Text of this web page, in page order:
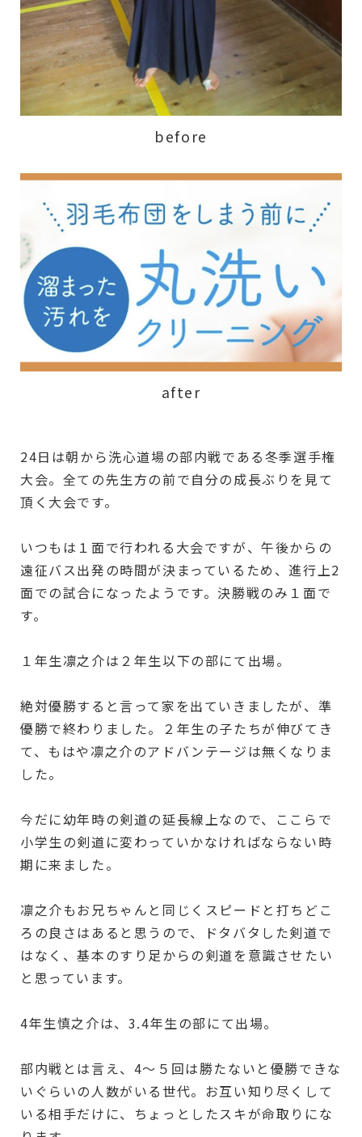
before
after
24日は朝から洗心道場の部内戦である冬季選手権
大会。全ての先生方の前で自分の成長ぶりを見て
頂く大会です。
いつもは１面で行われる大会ですが、午後からの
遠征バス出発の時間が決まっているため、進行上2
面での試合になったようです。決勝戦のみ１面で
す。
１年生凛之介は２年生以下の部にて出場。
絶対優勝すると言って家を出ていきましたが、準
優勝で終わりました。２年生の子たちが伸びてき
て、もはや凛之介のアドバンテージは無くなりま
した。
今だに幼年時の剣道の延長線上なので、ここらで
小学生の剣道に変わっていかなければならない時
期に来ました。
凛之介もお兄ちゃんと同じくスピードと打ちどこ
ろの良さはあると思うので、ドタバタした剣道で
はなく、基本のすり足からの剣道を意識させたい
と思っています。
4年生慎之介は、3.4年生の部にて出場。
部内戦とは言え、4～５回は勝たないと優勝できな
いぐらいの人数がいる世代。お互い知り尽くして
いる相手だけに、ちょっとしたスキが命取りにな